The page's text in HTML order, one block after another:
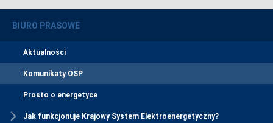
BIURO PRASOWE
Aktualności
Komunikaty OSP
Prosto o energetyce
Jak funkcjonuje Krajowy System Elektroenergetyczny?